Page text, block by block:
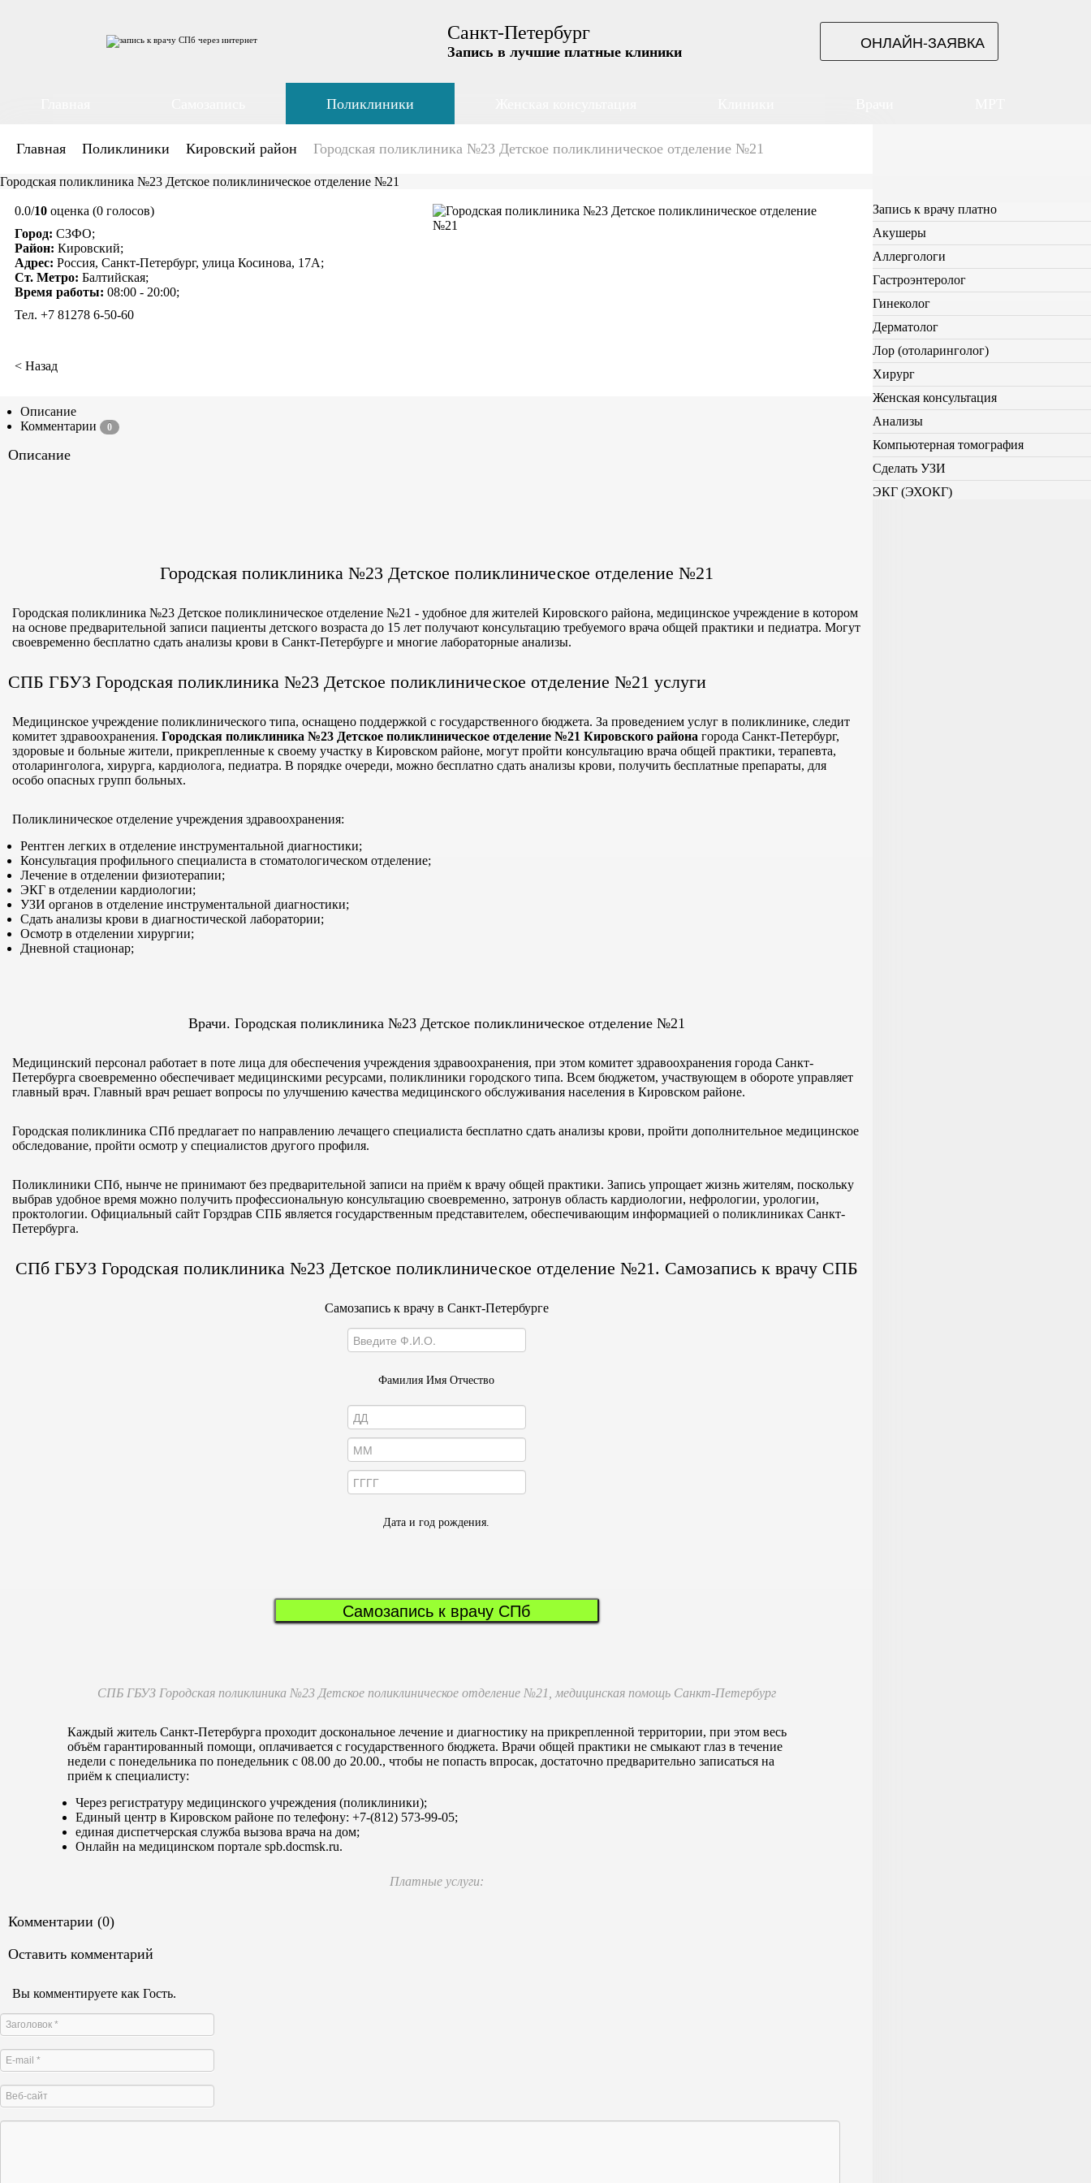
Санкт-Петербург
Запись в лучшие платные клиники ОНЛАЙН-ЗАЯВКА
Поликлиники
Главная Поликлиники Кировский район Городская поликлиника №23 Детское поликлиническое отделение №21
Городская поликлиника №23 Детское поликлиническое отделение №21
0.0/10 оценка (0 голосов)
Город: СЗФО;
Район: Кировский;
Адрес: Россия, Санкт-Петербург, улица Косинова, 17А;
Ст. Метро: Балтийская;
Время работы: 08:00 - 20:00;
Тел. +7 81278 6‑50-60
< Назад
Описание
Комментарии
0
Описание
Городская поликлиника №23 Детское поликлиническое отделение №21
Городская поликлиника №23 Детское поликлиническое отделение №21 - удобное для жителей Кировского района, медицинское учреждение в котором
на основе предварительной записи пациенты детского возраста до 15 лет получают консультацию требуемого врача общей практики и педиатра. Могут
своевременно бесплатно сдать анализы крови в Санкт-Петербурге и многие лабораторные анализы.
СПБ ГБУЗ Городская поликлиника №23 Детское поликлиническое отделение №21 услуги
Медицинское учреждение поликлинического типа, оснащено поддержкой с государственного бюджета. За проведением услуг в поликлинике, следит
комитет здравоохранения. Городская поликлиника №23 Детское поликлиническое отделение №21 Кировского района города Санкт-Петербург,
здоровые и больные жители, прикрепленные к своему участку в Кировском районе, могут пройти консультацию врача общей практики, терапевта,
отоларинголога, хирурга, кардиолога, педиатра. В порядке очереди, можно бесплатно сдать анализы крови, получить бесплатные препараты, для
особо опасных групп больных.
Поликлиническое отделение учреждения здравоохранения:
Рентген легких в отделение инструментальной диагностики;
Консультация профильного специалиста в стоматологическом отделение;
Лечение в отделении физиотерапии;
ЭКГ в отделении кардиологии;
УЗИ органов в отделение инструментальной диагностики;
Сдать анализы крови в диагностической лаборатории;
Осмотр в отделении хирургии;
Дневной стационар;
Врачи. Городская поликлиника №23 Детское поликлиническое отделение №21
Медицинский персонал работает в поте лица для обеспечения учреждения здравоохранения, при этом комитет здравоохранения города Санкт-
Петербурга своевременно обеспечивает медицинскими ресурсами, поликлиники городского типа. Всем бюджетом, участвующем в обороте управляет
главный врач. Главный врач решает вопросы по улучшению качества медицинского обслуживания населения в Кировском районе.
Городская поликлиника СПб предлагает по направлению лечащего специалиста бесплатно сдать анализы крови, пройти дополнительное медицинское
обследование, пройти осмотр у специалистов другого профиля.
Поликлиники СПб, нынче не принимают без предварительной записи на приём к врачу общей практики. Запись упрощает жизнь жителям, поскольку
выбрав удобное время можно получить профессиональную консультацию своевременно, затронув область кардиологии, нефрологии, урологии,
проктологии. Официальный сайт Горздрав СПБ является государственным представителем, обеспечивающим информацией о поликлиниках Санкт-
Петербурга.
СПб ГБУЗ Городская поликлиника №23 Детское поликлиническое отделение №21. Самозапись к врачу СПБ
Самозапись к врачу в Санкт-Петербурге
Фамилия Имя Отчество
Дата и год рождения.
Самозапись к врачу СПб
СПБ ГБУЗ Городская поликлиника №23 Детское поликлиническое отделение №21, медицинская помощь Санкт-Петербург
Каждый житель Санкт-Петербурга проходит доскональное лечение и диагностику на прикрепленной территории, при этом весь
объём гарантированный помощи, оплачивается с государственного бюджета. Врачи общей практики не смыкают глаз в течение
недели с понедельника по понедельник с 08.00 до 20.00., чтобы не попасть впросак, достаточно предварительно записаться на
приём к специалисту:
Через регистратуру медицинского учреждения (поликлиники);
Единый центр в Кировском районе по телефону: +7-(812) 573-99-05;
единая диспетчерская служба вызова врача на дом;
Онлайн на медицинском портале spb.docmsk.ru.
Платные услуги:
Комментарии (0)
Оставить комментарий
Вы комментируете как Гость.
Запись к врачу платно
Акушеры
Аллергологи
Гастроэнтеролог
Гинеколог
Дерматолог
Лор (отоларинголог)
Хирург
Женская консультация
Анализы
Компьютерная томография
Сделать УЗИ
ЭКГ (ЭХОКГ)